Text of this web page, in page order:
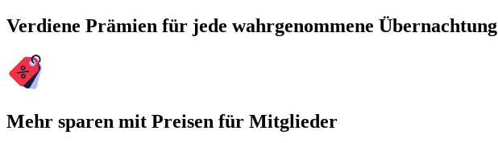
Verdiene Prämien für jede wahrgenommene Übernachtung
Mehr sparen mit Preisen für Mitglieder